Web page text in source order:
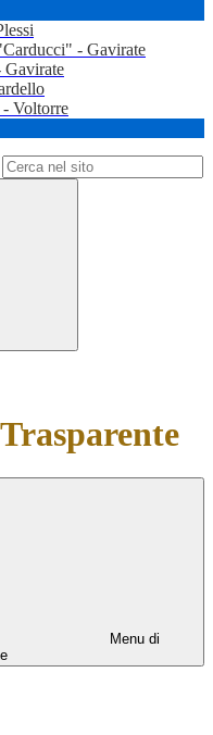
- Gavirate
Gavirate
Voltorre
Menu di